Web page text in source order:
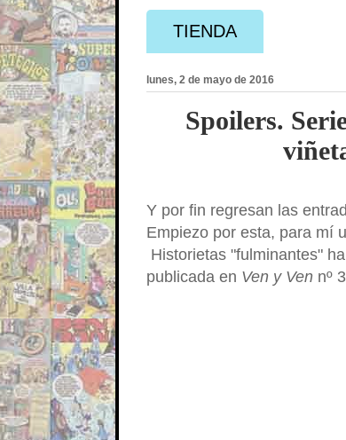
TIENDA
lunes, 2 de mayo de 2016
Spoilers.
Y por fin regresan las
Empiezo por esta, para mí
Historietas "fulminantes"
publicada en Ven y Ven nº